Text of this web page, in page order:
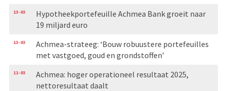
13-03
Hypotheekportefeuille Achmea Bank groeit naar
19 miljard euro
13-03
Achmea-strateeg: ‘Bouw robuustere portefeuilles
met vastgoed, goud en grondstoffen’
11-03
Achmea: hoger operationeel resultaat 2025,
nettoresultaat daalt